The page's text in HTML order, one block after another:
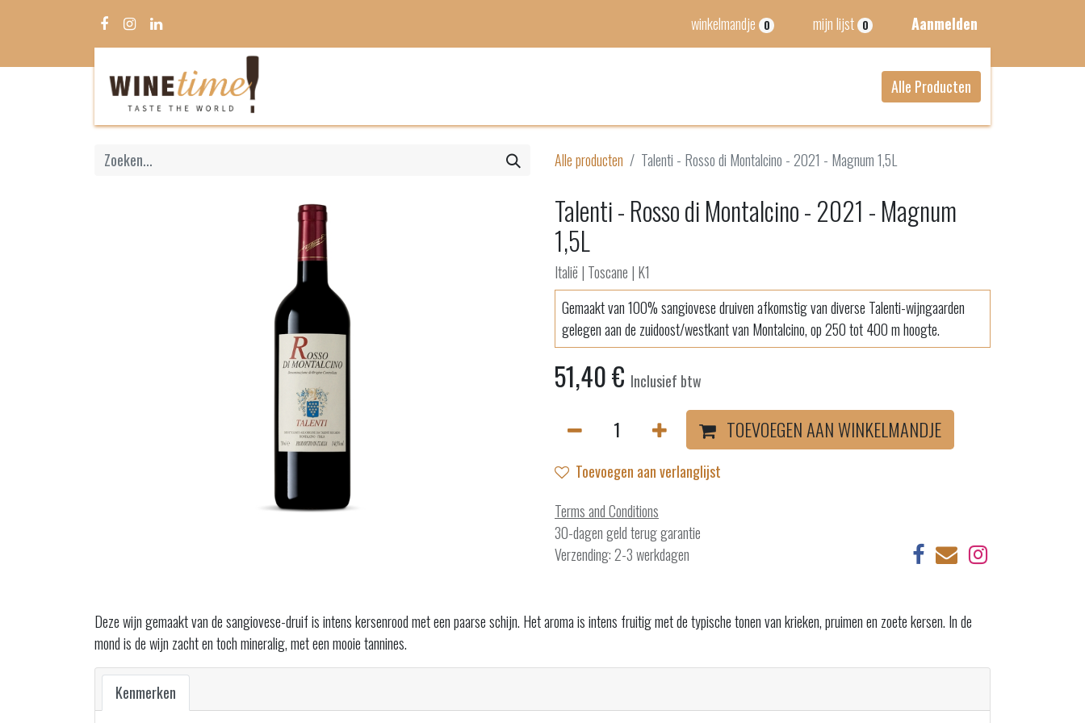
winkelmandje 0 mijn lijst 0 Aanmelden
Alle Producten
Alle producten Talenti - Rosso di Montalcino - 2021 - Magnum 1,5L
Talenti - Rosso di Montalcino - 2021 - Magnum
1,5L
Italië | Toscane | K1
Gemaakt van 100% sangiovese druiven afkomstig van diverse Talenti-wijngaarden
gelegen aan de zuidoost/westkant van Montalcino, op 250 tot 400 m hoogte.
51,40€ Inclusief btw
TOEVOEGEN AAN WINKELMANDJE
Toevoegen aan verlanglijst
Terms and Conditions
30-dagen geld terug garantie
Verzending: 2-3 werkdagen
Deze wijn gemaakt van de sangiovese-druif is intens kersenrood met een paarse schijn. Het aroma is intens fruitig met de typische tonen van krieken, pruimen en zoete kersen. In de
mond is de wijn zacht en toch mineralig, met een mooie tannines.
Kenmerken